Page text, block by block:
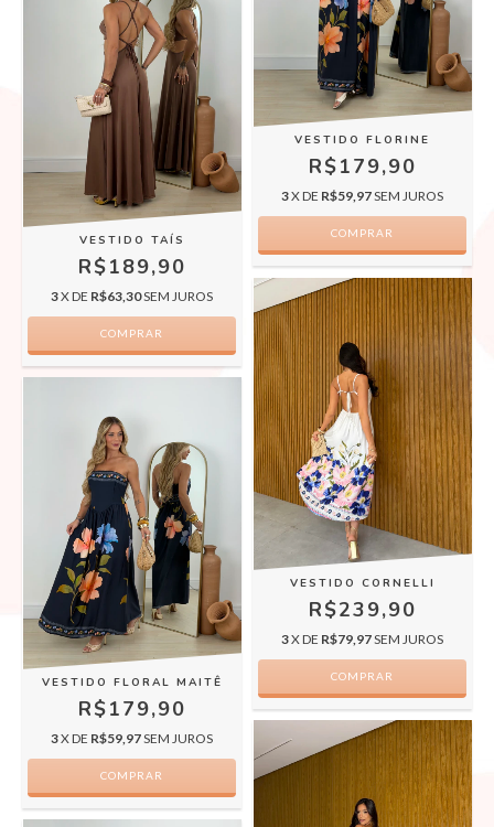
VESTIDO TAÍS
R$189,90
3X DE R$63,30SEM JUROS
COMPRAR
VESTIDO FLORINE
R$179,90
3X DE R$59,97SEM JUROS
COMPRAR
VESTIDO FLORAL MAITÊ
R$179,90
3X DE R$59,97SEM JUROS
COMPRAR
VESTIDO CORNELLI
R$239,90
3X DE R$79,97SEM JUROS
COMPRAR